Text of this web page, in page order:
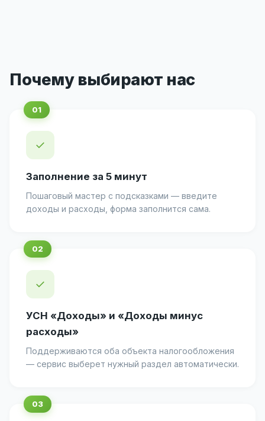
Почему выбирают нас
✓
Заполнение за 5 минут
Пошаговый мастер с подсказками — введите
доходы и расходы, форма заполнится сама.
✓
УСН «Доходы» и «Доходы минус
расходы»
Поддерживаются оба объекта налогообложения
— сервис выберет нужный раздел автоматически.